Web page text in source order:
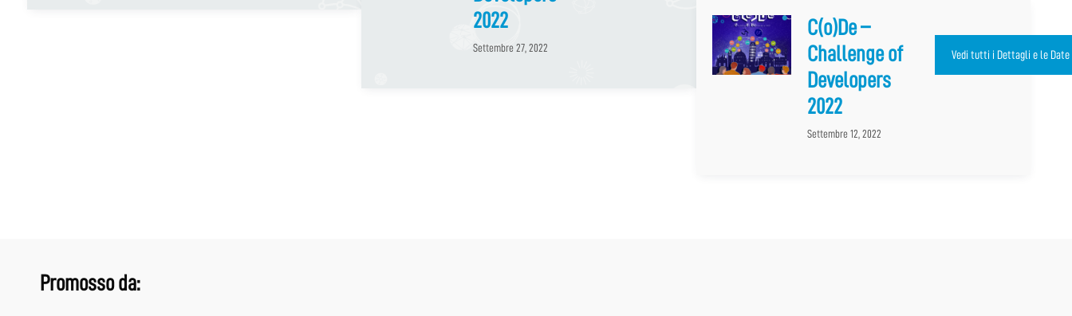
2022
Settembre 27, 2022
C(o)De –
Challenge of
Developers
2022
Settembre 12, 2022
Vedi tutti i Dettagli e le Date
Promosso da: